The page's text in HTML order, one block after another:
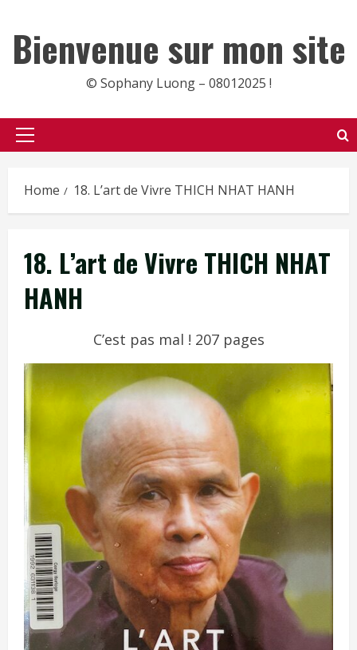
content
Bienvenue sur mon site
© Sophany Luong – 08012025 !
Primary
Home 18. L’art de Vivre THICH NHAT HANH
18. L’art de Vivre THICH NHAT
HANH
C’est pas mal ! 207 pages